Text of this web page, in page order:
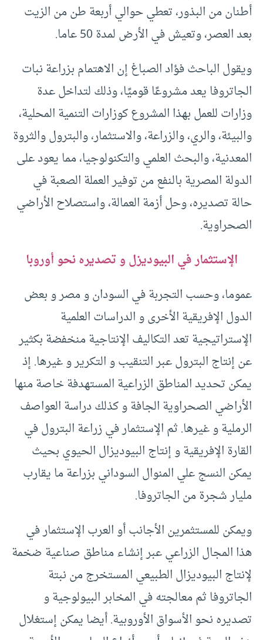
أطنان من البذور، تعطي حوالي أربعة طن من الزيت
بعد العصر، وتعيش في الأرض لمدة 50 عاما.
ويقول الباحث فؤاد الصباغ إن الاهتمام بزراعة نبات
الجاتروفا يعد مشروعًا قوميًا، وذلك لتداخل عدة
وزارات للعمل بهذا المشروع كوزارات التنمية المحلية،
والبيئة، والري، والزراعة، والاستثمار، والبترول والثروة
المعدنية، والبحث العلمي والتكنولوجيا، مما يعود على
الدولة المصرية بالنفع من توفير العملة الصعبة في
حالة تصديره، وحل أزمة العمالة، واستصلاح الأراضي
الصحراوية.
الإستثمار في البيوديزل و تصديره نحو أوروبا
عموما، وحسب التجربة في السودان و مصر و بعض
الدول الإفريقية الأخرى و الدراسات العلمية
الإستراتيجية تعد التكاليف الإنتاجية منخفضة بكثير
عن إنتاج البترول عبر التنقيب و التكرير و غيرها. إذ
يمكن تحديد المناطق الزراعية المستهدفة خاصة منها
الأراضي الصحراوية الجافة و كذلك دراسة العواصف
الرملية و غيرها. ثم الإستثمار في زراعة البترول في
القارة الإفريقية و إنتاج البيوديزال الحيوي بحيث
يمكن النسج علي المنوال السوداني بزراعة ما يقارب
مليار شجرة من الجاتروفا.
ويمكن للمستثمرين الأجانب أو العرب الإستثمار في
هذا المجال الزراعي عبر إنشاء مناطق صناعية ضخمة
لإنتاج البيوديزال الطبيعي المستخرج من نبتة
الجاتروفا ثم معالجته في المخابر البيولوجية و
تصديره نحو الأسواق الأوروبية. أيضا يمكن إستغلال